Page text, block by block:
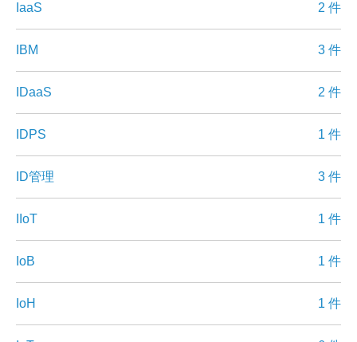
IaaS 2 件
IBM 3 件
IDaaS 2 件
IDPS 1 件
ID管理 3 件
IIoT 1 件
IoB 1 件
IoH 1 件